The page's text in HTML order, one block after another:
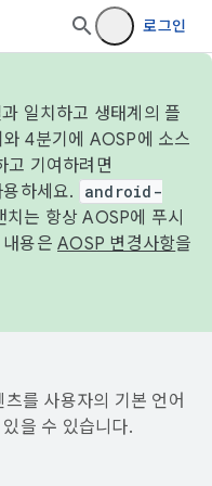
로그인
일치하고 생태계의 플
4분기에 AOSP에 소스
고 기여하려면
하세요.
android-
치는 항상 AOSP에 푸시
용은 AOSP 변경사항을
를 사용자의 기본 언어
을 수 있습니다.